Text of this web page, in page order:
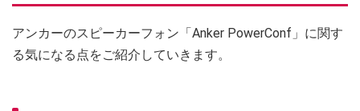
アンカーのスピーカーフォン「Anker PowerConf」に関す
る気になる点をご紹介していきます。